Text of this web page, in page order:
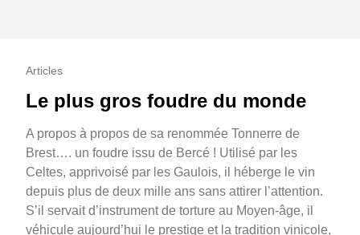
Articles
Le plus gros foudre du monde
A propos à propos de sa renommée Tonnerre de
Brest…. un foudre issu de Bercé ! Utilisé par les
Celtes, apprivoisé par les Gaulois, il héberge le vin
depuis plus de deux mille ans sans attirer l’attention.
S’il servait d’instrument de torture au Moyen-âge, il
véhicule aujourd’hui le prestige et la tradition vinicole,